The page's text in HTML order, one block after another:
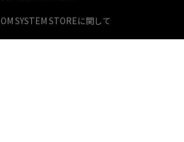
OM SYSTEM STOREに関して